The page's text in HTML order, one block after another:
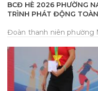
BCĐ HÈ 2026 PHƯỜNG
TRÌNH PHÁT ĐỘNG
Đoàn thanh niên phường